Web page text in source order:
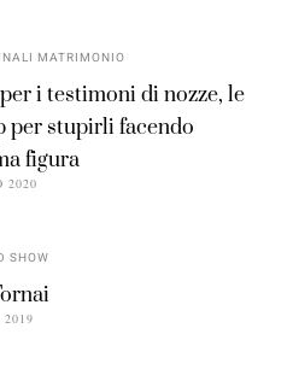
MATRIMONIO
i testimoni di nozze, le
per stupirli facendo
figura
2020
SHOW